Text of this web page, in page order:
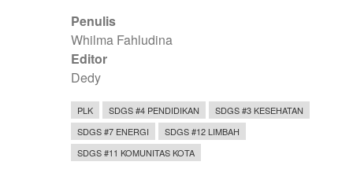
Penulis
Whilma Fahludina
Editor
Dedy
PLK SDGS #4 PENDIDIKAN
SDGS #3 KESEHATAN
SDGS #7 ENERGI
SDGS #12 LIMBAH
SDGS #11 KOMUNITAS KOTA